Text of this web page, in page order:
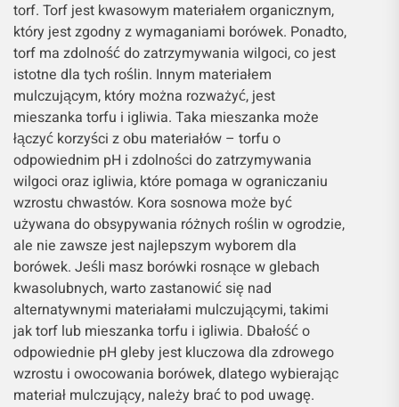
torf. Torf jest kwasowym materiałem organicznym,
który jest zgodny z wymaganiami borówek. Ponadto,
torf ma zdolność do zatrzymywania wilgoci, co jest
istotne dla tych roślin. Innym materiałem
mulczującym, który można rozważyć, jest
mieszanka torfu i igliwia. Taka mieszanka może
łączyć korzyści z obu materiałów – torfu o
odpowiednim pH i zdolności do zatrzymywania
wilgoci oraz igliwia, które pomaga w ograniczaniu
wzrostu chwastów. Kora sosnowa może być
używana do obsypywania różnych roślin w ogrodzie,
ale nie zawsze jest najlepszym wyborem dla
borówek. Jeśli masz borówki rosnące w glebach
kwasolubnych, warto zastanowić się nad
alternatywnymi materiałami mulczującymi, takimi
jak torf lub mieszanka torfu i igliwia. Dbałość o
odpowiednie pH gleby jest kluczowa dla zdrowego
wzrostu i owocowania borówek, dlatego wybierając
materiał mulczujący, należy brać to pod uwagę.